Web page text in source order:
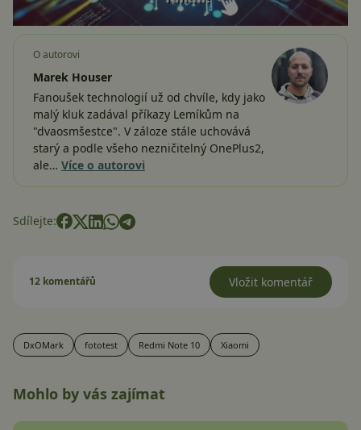
O autorovi
Marek Houser
Fanoušek technologií už od chvíle, kdy jako
malý kluk zadával příkazy Lemíkům na
"dvaosmšestce". V záloze stále uchovává
starý a podle všeho nezničitelný OnePlus2,
ale… Více o autorovi
Sdílejte:
12 komentářů Vložit komentář
DxOMark fototest Redmi Note 10 Xiaomi
Mohlo by vás zajímat